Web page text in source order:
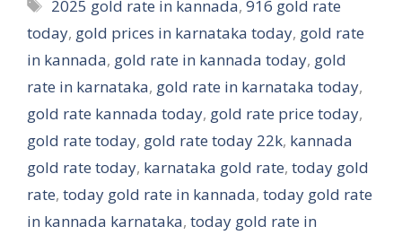
2025 gold rate in kannada,916 gold rate
today, gold prices in karnataka today, gold rate
in kannada, gold rate in kannada today, gold
rate in karnataka, gold rate in karnataka today,
gold rate kannada today, gold rate price today,
gold rate today, gold rate today 22k, kannada
gold rate today, karnataka gold rate, today gold
rate, today gold rate in kannada, today gold rate
in kannada karnataka, today gold rate in